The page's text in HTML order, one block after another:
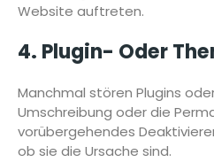
Website auftreten.
4. Plugin- Oder
Manchmal stören Plugins
Umschreibung oder die
vorübergehendes
ob sie die Ursache sind.